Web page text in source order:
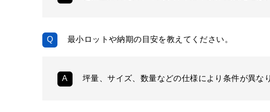
最小ロットや納期の目安を教えてください。
坪量、サイズ、数量などの仕様により条件が異な